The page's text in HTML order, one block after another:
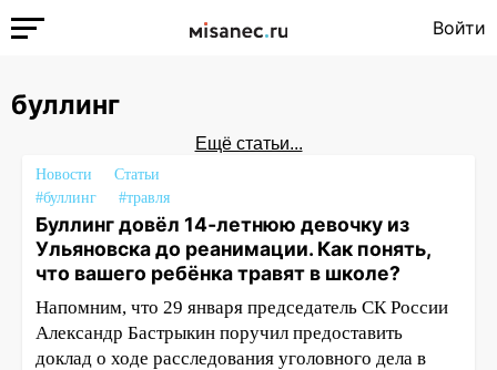
Войти
буллинг
Ещё статьи...
Новости
Статьи
#буллинг
#травля
Буллинг довёл 14‑летнюю девочку из
Ульяновска до реанимации. Как понять,
что вашего ребёнка травят в школе?
Напомним, что 29 января председатель СК России
Александр Бастрыкин поручил предоставить
доклад о ходе расследования уголовного дела в